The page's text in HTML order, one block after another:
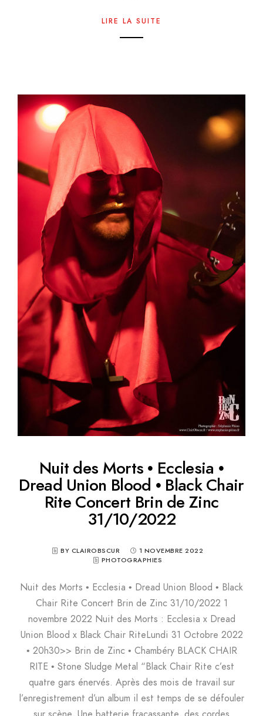
LIRE LA SUITE
Nuit des Morts • Ecclesia •
Dread Union Blood • Black Chair
Rite Concert Brin de Zinc
31/10/2022
BY CLAIROBSCUR
1 NOVEMBRE 2022
PHOTOGRAPHIES
Nuit des Morts • Ecclesia • Dread Union Blood • Black
Chair Rite Concert Brin de Zinc 31/10/2022 1
novembre 2022 Nuit des Morts : Ecclesia x Dread
Union Blood x Black Chair RiteLundi 31 Octobre 2022
• 20h30>> Brin de Zinc • Chambéry BLACK CHAIR
RITE • Stone Sludge Metal “Black Chair Rite c’est
quatre gars énervés. Après des mois de travail sur
l’enregistrement d’un album il est temps de se défouler